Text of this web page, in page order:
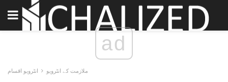
ad
ملازمت کے انٹرویو انٹرویو اقسام